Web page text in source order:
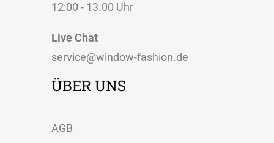
12:00 - 13.00 Uhr
Live Chat
service@window-fashion.de
ÜBER UNS
AGB